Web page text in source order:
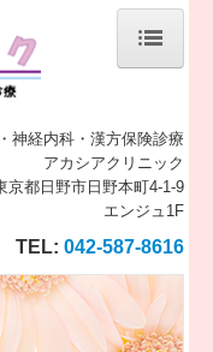
神経内科・漢方保険診療
アカシアクリニック
京都日野市日野本町4-1-9
エンジュ1F
TEL: 042-587-8616